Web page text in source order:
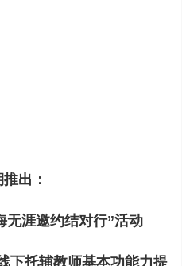
出：
无涯邀约结对行”活动
下托辅教师基本功能力提